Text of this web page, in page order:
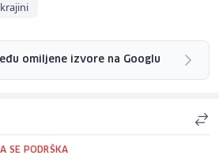
omiljene izvore na Googlu
SE PODRŠKA